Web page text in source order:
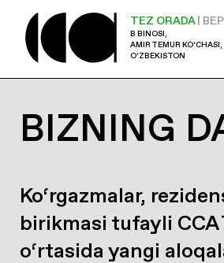
TEZ ORADA|
B BINOSI,
AMIR TEMUR
O‘ZBEKISTON
BIZNING
Ko‘rgazmalar,
birikmasi tufayli CCA
o‘rtasida yangi